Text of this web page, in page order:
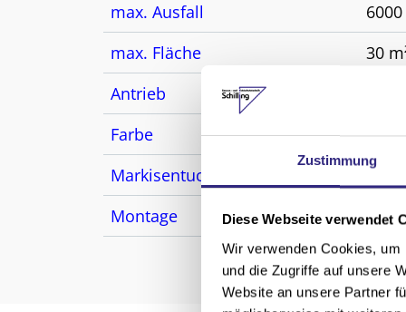
Zustimmung
Diese Webseite verwendet
Wir verwenden Cookies,
und die Zugriffe auf unsere
Website an unsere Partner
max. Ausfall
max. Fläche
30
Antrieb
Farbe
Markisentuch
Montage
über